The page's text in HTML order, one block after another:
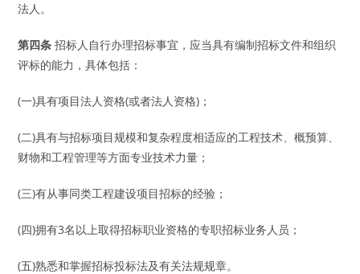
法人。
第四条 招标人自行办理招标事宜，应当具有编制招标文件和组织
评标的能力，具体包括：
(一)具有项目法人资格(或者法人资格)；
(二)具有与招标项目规模和复杂程度相适应的工程技术、概预算、
财物和工程管理等方面专业技术力量；
(三)有从事同类工程建设项目招标的经验；
(四)拥有3名以上取得招标职业资格的专职招标业务人员；
(五)熟悉和掌握招标投标法及有关法规规章。